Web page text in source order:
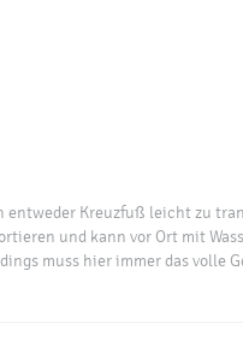
Kreuzfuß leicht zu
und kann vor Ort mit
muss hier immer das volle